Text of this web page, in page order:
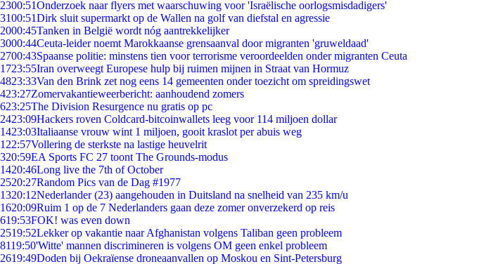
2300:51Onderzoek naar flyers met waarschuwing voor 'Israëlische oorlogsmisdadigers'
3100:51Dirk sluit supermarkt op de Wallen na golf van diefstal en agressie
2000:45Tanken in België wordt nóg aantrekkelijker
3000:44Ceuta-leider noemt Marokkaanse grensaanval door migranten 'gruweldaad'
2700:43Spaanse politie: minstens tien voor terrorisme veroordeelden onder migranten Ceuta
1723:55Iran overweegt Europese hulp bij ruimen mijnen in Straat van Hormuz
4823:33Van den Brink zet nog eens 14 gemeenten onder toezicht om spreidingswet
423:27Zomervakantieweerbericht: aanhoudend zomers
623:25The Division Resurgence nu gratis op pc
2423:09Hackers roven Coldcard-bitcoinwallets leeg voor 114 miljoen dollar
1423:03Italiaanse vrouw wint 1 miljoen, gooit kraslot per abuis weg
1 22:57Vollering de sterkste na lastige heuvelrit
320:59EA Sports FC 27 toont The Grounds-modus
1420:46Long live the 7th of October
2520:27Random Pics van de Dag #1977
1320:12Nederlander (23) aangehouden in Duitsland na snelheid van 235 km/u
1620:09Ruim 1 op de 7 Nederlanders gaan deze zomer onverzekerd op reis
619:53FOK! was even down
2519:52Lekker op vakantie naar Afghanistan volgens Taliban geen probleem
8119:50'Witte' mannen discrimineren is volgens OM geen enkel probleem
2619:49Doden bij Oekraïense droneaanvallen op Moskou en Sint-Petersburg